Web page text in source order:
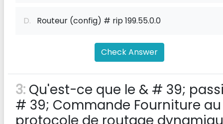
D. Routeur (config) # rip 199.55.0.0
Check Answer
3: Qu'est-ce que le & # 39;
# 39; Commande Fourniture au